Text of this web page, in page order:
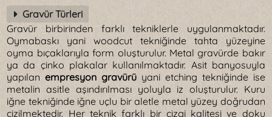
Gravür Türleri
Gravür birbirinden farklı tekniklerle uygulanmaktadır.
Oymabaskı yani woodcut tekniğinde tahta yüzeyine
oyma bıçaklarıyla form oluşturulur. Metal gravürde bakır
ya da çinko plakalar kullanılmaktadır. Asit banyosuyla
yapılanempresyon gravürü yani etching tekniğinde ise
metalin asitle aşındırılması yoluyla iz oluşturulur. Kuru
iğne tekniğinde iğne uçlu bir aletle metal yüzey doğrudan
çizilmektedir. Her teknik farklı bir çizgi kalitesi ve doku